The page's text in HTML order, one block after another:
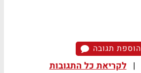
הוספת תגובה
| לקריאת כל התגובות